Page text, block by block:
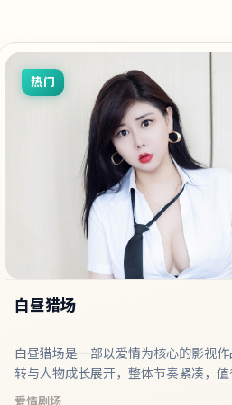
热门
白昼猎场
白昼猎场是一部以爱情为核心的影视
转与人物成长展开，整体节奏紧凑，值
爱情剧场